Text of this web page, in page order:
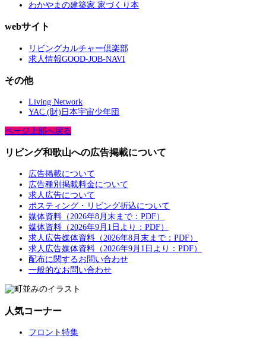
わかやまの建築家 家づくり本
webサイト
リビングカルチャー倶楽部
求人情報GOOD-JOB-NAVI
その他
Living Network
YAC (財)日本宇宙少年団
ページ上部へ戻る
リビング和歌山への広告掲載について
広告掲載について
広告種別掲載料金について
求人広告について
ポスティング・リビング折込について
媒体資料（2026年8月末まで：PDF）
媒体資料（2026年9月1日より：PDF）
求人広告媒体資料（2026年8月末まで：PDF）
求人広告媒体資料（2026年9月1日より：PDF）
配布に関するお問い合わせ
一般的なお問い合わせ
人気コーナー
フロント特集